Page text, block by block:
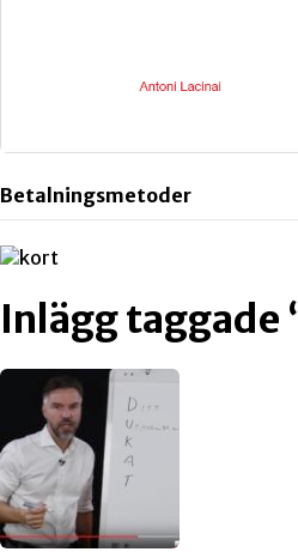
Betalningsmetoder
Inlägg taggade